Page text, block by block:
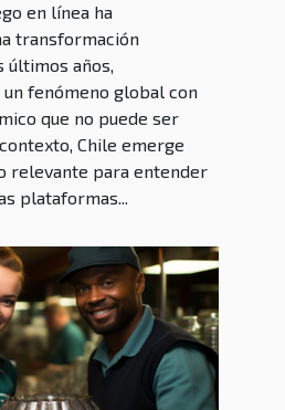
en línea ha
transformación
últimos años,
fenómeno global con
que no puede ser
Chile emerge
relevante para entender
plataformas...